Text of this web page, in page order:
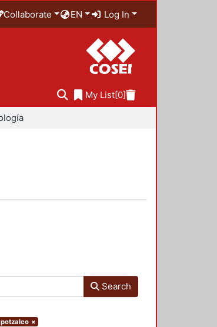
Collaborate EN Log In
My List[0]
Search
×